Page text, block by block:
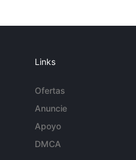
Links
Ofertas
Anuncie
Apoyo
DMCA